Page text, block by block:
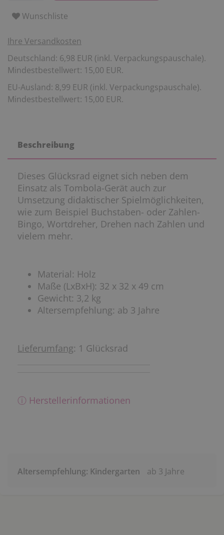
Wunschliste
Ihre Versandkosten
Deutschland: 6,98 EUR (inkl. Verpackungspauschale).
Mindestbestellwert: 15,00 EUR.
EU-Ausland: 8,99 EUR (inkl. Verpackungspauschale).
Mindestbestellwert: 15,00 EUR.
Beschreibung
Dieses Glücksrad eignet sich neben dem
Einsatz als Tombola-Gerät auch zur
Umsetzung didaktischer Spielmöglichkeiten,
wie zum Beispiel Buchstaben- oder Zahlen-
Bingo, Wortdreher, Drehen nach Zahlen und
vielem mehr.
Material: Holz
Maße (LxBxH): 32 x 32 x 49 cm
Gewicht: 3,2 kg
Altersempfehlung: ab 3 Jahre
Lieferumfang: 1 Glücksrad
ⓘ Herstellerinformationen
Altersempfehlung: Kindergarten ab 3 Jahre